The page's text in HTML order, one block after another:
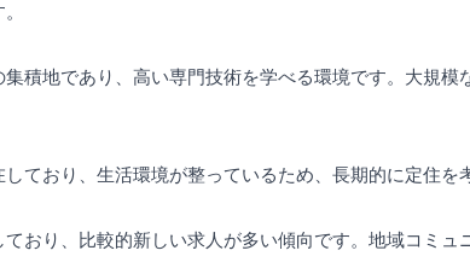
積地であり、高い専門技術を学べる環境です。大規模
ており、生活環境が整っているため、長期的に定住を
おり、比較的新しい求人が多い傾向です。地域コミュ